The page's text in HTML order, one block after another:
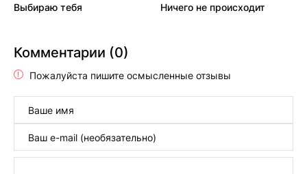
Выбираю тебя Ничего не происходит
Комментарии (0)
Пожалуйста пишите осмысленные отзывы